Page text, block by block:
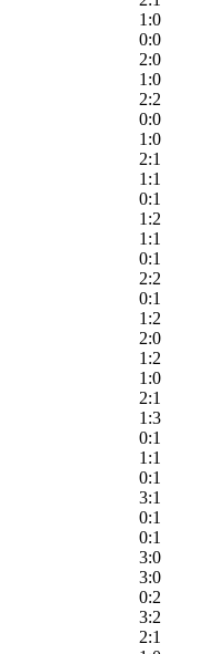
1:0
0:0
2:0
1:0
2:2
0:0
1:0
2:1
1:1
0:1
1:2
1:1
0:1
2:2
0:1
1:2
2:0
1:2
1:0
2:1
1:3
0:1
1:1
0:1
3:1
0:1
0:1
3:0
3:0
0:2
3:2
2:1